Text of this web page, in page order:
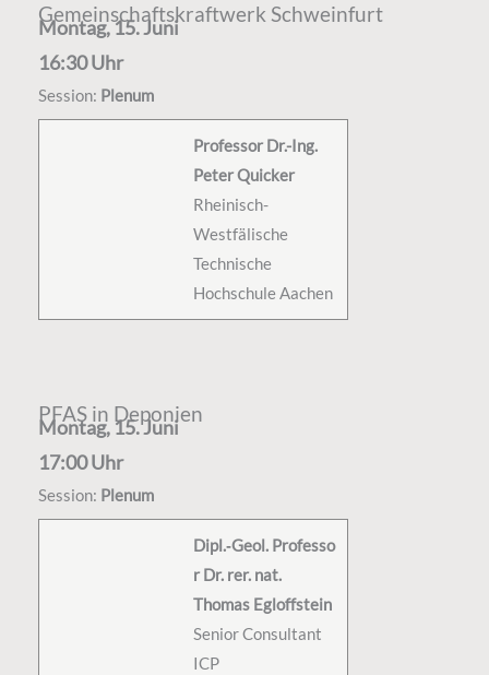
Gemeinschaftskraftwerk Schweinfurt
Professor Dr.-Ing.
Peter Quicker
Rheinisch-
Westfälische
Technische
Hochschule Aachen
Montag, 15. Juni
16:30 Uhr
Session: Plenum
PFAS in Deponien
Dipl.‑Geol. Professo
r Dr. rer. nat.
Thomas Egloffstein
Senior Consultant
ICP
Montag, 15. Juni
17:00 Uhr
Session: Plenum